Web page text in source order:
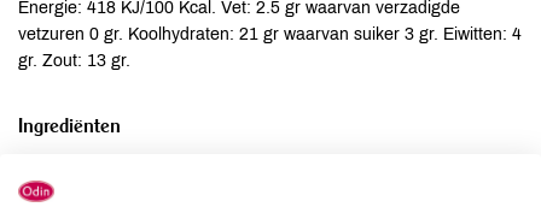
Energie: 418 KJ/100 Kcal. Vet: 2.5 gr waarvan verzadigde
vetzuren 0 gr. Koolhydraten: 21 gr waarvan suiker 3 gr. Eiwitten: 4
gr. Zout: 13 gr.
Ingrediënten
laos*, gember*, komijnzaad*, kurkumapoeder*, zuurteregelaar: